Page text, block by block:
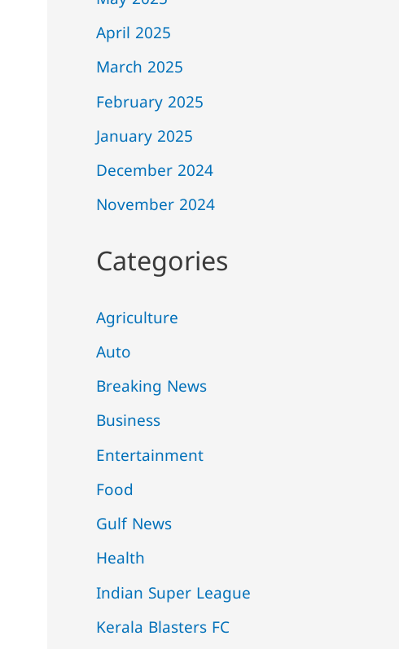
April 2025
March 2025
February 2025
January 2025
December 2024
November 2024
Categories
Agriculture
Auto
Breaking News
Business
Entertainment
Food
Gulf News
Health
Indian Super League
Kerala Blasters FC